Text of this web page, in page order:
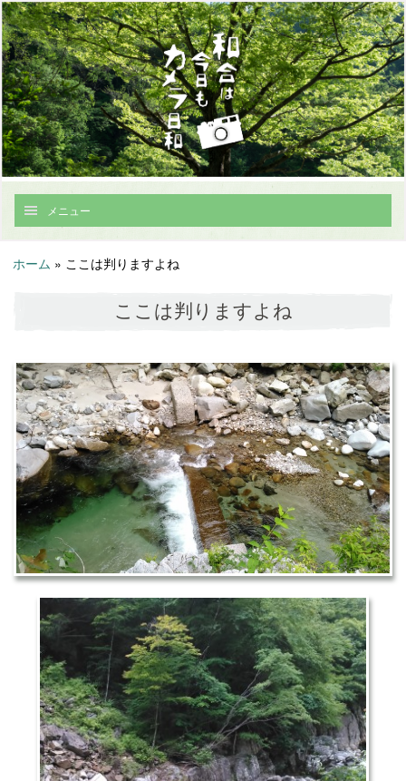
メニュー
ホーム » ここは判りますよね
ここは判りますよね